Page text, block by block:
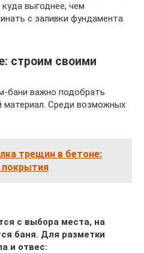
выгоднее, чем
с заливки фундамента.
строим своими
бани важно подобрать
материал. Среди возможных
трещин в бетоне:
с выбора места, на
баня. Для разметки
и отвес: